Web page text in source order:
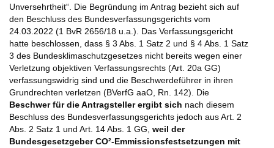
Unversehrtheit“. Die Begründung im Antrag bezieht sich auf
den Beschluss des Bundesverfassungsgerichts vom
24.03.2022 (1 BvR 2656/18 u.a.). Das Verfassungsgericht
hatte beschlossen, dass § 3 Abs. 1 Satz 2 und § 4 Abs. 1 Satz
3 des Bundesklimaschutzgesetzes nicht bereits wegen einer
Verletzung objektiven Verfassungsrechts (Art. 20a GG)
verfassungswidrig sind und die Beschwerdeführer in ihren
Grundrechten verletzen (BVerfG aaO, Rn. 142). Die
Beschwer für die Antragsteller ergibt sich nach diesem
Beschluss des Bundesverfassungsgerichts jedoch aus Art. 2
Abs. 2 Satz 1 und Art. 14 Abs. 1 GG, weil der
Bundesgesetzgeber CO²-Emmissionsfestsetzungen mit